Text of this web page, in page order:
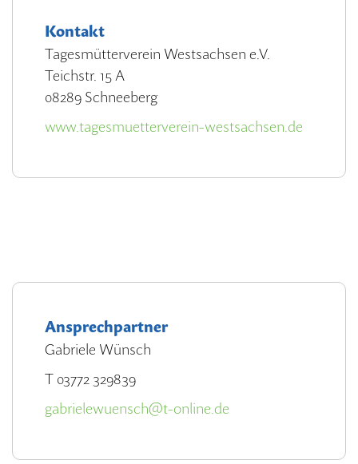
Kontakt
Tagesmütterverein Westsachsen e.V.
Teichstr. 15 A
08289 Schneeberg
www.tagesmuetterverein-westsachsen.de
Ansprechpartner
Gabriele Wünsch
T 03772 329839
gabrielewuensch@t-online.de